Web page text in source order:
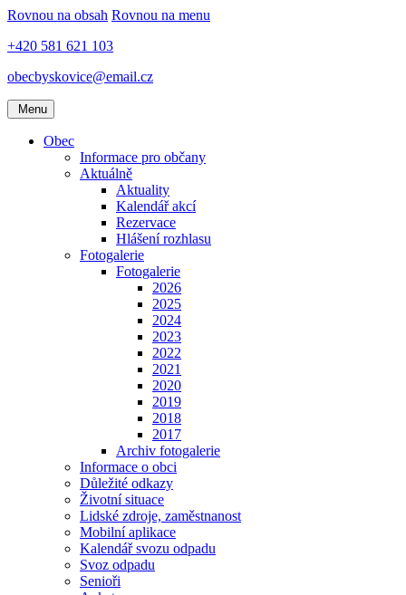
Rovnou na obsah Rovnou na menu
+420 581 621 103
obecbyskovice@email.cz
Menu
Obec
Informace pro občany
Aktuálně
Aktuality
Kalendář akcí
Rezervace
Hlášení rozhlasu
Fotogalerie
Fotogalerie
2026
2025
2024
2023
2022
2021
2020
2019
2018
2017
Archiv fotogalerie
Informace o obci
Důležité odkazy
Životní situace
Lidské zdroje, zaměstnanost
Mobilní aplikace
Kalendář svozu odpadu
Svoz odpadu
Senioři